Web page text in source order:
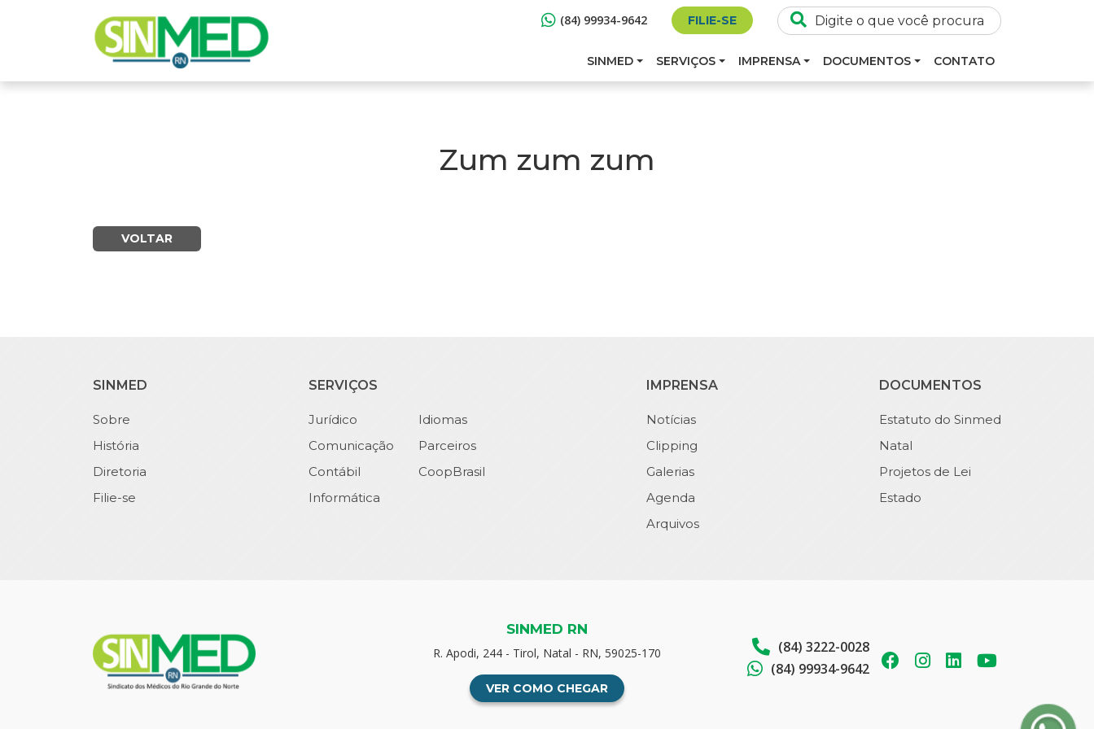
(84) 99934-9642 FILIE-SE
SINMED SERVIÇOS IMPRENSA DOCUMENTOS CONTATO
Zum zum zum
VOLTAR
SINMED
Sobre
História
Diretoria
Filie-se
SERVIÇOS
Jurídico
Comunicação
Contábil
Informática
Idiomas
Parceiros
CoopBrasil
IMPRENSA
Notícias
Clipping
Galerias
Agenda
Arquivos
DOCUMENTOS
Estatuto do Sinmed
Natal
Projetos de Lei
Estado
SINMED RN
R. Apodi, 244 - Tirol, Natal - RN, 59025-170
VER COMO CHEGAR
(84) 3222-0028
(84) 99934-9642